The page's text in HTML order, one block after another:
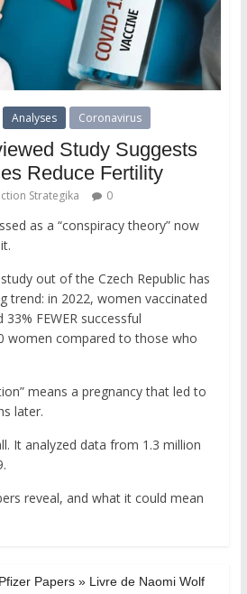
Analyses Coronavirus
Study Suggests
Reduce Fertility
Strategika 0
as a “conspiracy theory” now
out of the Czech Republic has
trend: in 2022, women vaccinated
FEWER successful
women compared to those who
means a pregnancy that led to
later.
It analyzed data from 1.3 million
reveal, and what it could mean
Papers » Livre de Naomi Wolf